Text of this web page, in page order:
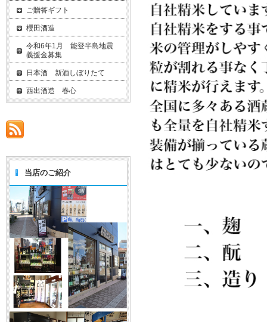
ご贈答ギフト
櫻田酒造
令和6年1月 能登半島地震
義援金募集
日本酒 新酒しぼりたて
西出酒造 春心
当店のご紹介